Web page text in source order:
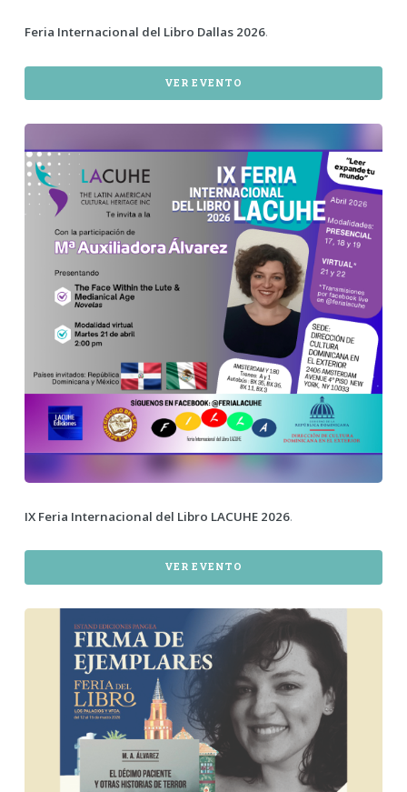
Feria Internacional del Libro Dallas 2026.
VER EVENTO
IX Feria Internacional del Libro LACUHE 2026.
VER EVENTO